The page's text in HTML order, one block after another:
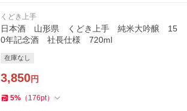
くどき上手
日本酒 山形県 くどき上手 純米大吟醸 15
0年記念酒 社長仕様 720ml
在庫なし
3,850円
5% （ 176pt）